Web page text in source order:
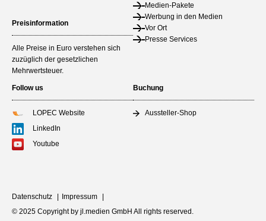
Preisinformation
Alle Preise in Euro verstehen sich
zuzüglich der gesetzlichen
Mehrwertsteuer.
Medien-Pakete
Werbung in den Medien
Vor Ort
Presse Services
Follow us
LOPEC Website
LinkedIn
Youtube
Buchung
Aussteller-Shop
Datenschutz
Impressum
© 2025 Copyright by jl.medien GmbH All rights reserved.